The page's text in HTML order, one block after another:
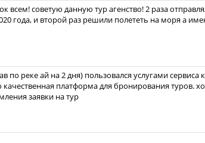
всем! советую данную тур агенство! 2 раза
года, и второй раз решили полететь на моря а
по реке ай на 2 дня) пользовался услугами сервиса
качественная платформа для бронирования туров.
заявки на тур